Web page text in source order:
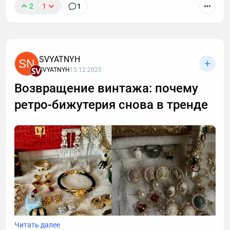
Классический костюм – это не только элемент
гардероба взрослого мужчины, но и важная часть
2 1 1
SN SVYATNYH
SVYATNYH15.12.2025
Возвращение винтажа: почему
ретро-бижутерия снова в тренде
Читать далее